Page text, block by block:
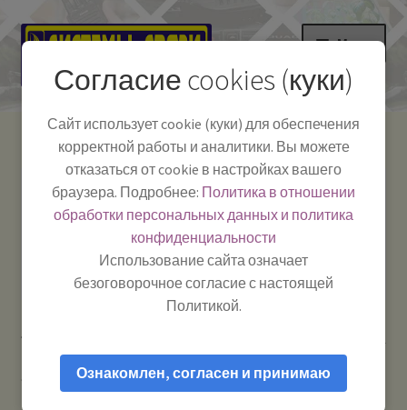
Перейти
навигации
Перейти
содержимому
Меню
Как пользоваться
Полезная информация
Мой аккаунт
Системы Связи:
г. Красноярск, ул.
Работаем:Пн-Пт:
10:00–18:00
-
Телефон:+7-
391-249-1040
Тел.|WA|Telegram:
+79029904090
Vector VT-27 Smart — Рация Си-Би (CB) 27 МГц
автомобильная
Согласие cookies (куки)
Сайт использует cookie (куки) для обеспечения
корректной работы и аналитики. Вы можете
отказаться от cookie в настройках вашего
браузера. Подробнее: Политика в отношении
обработки персональных данных и политика
конфиденциальности
Использование сайта означает
безоговорочное согласие с настоящей
Политикой.
Ознакомлен, согласен и принимаю